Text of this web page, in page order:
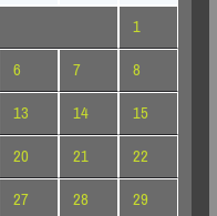
1
6 7
8
13 14
15
20 21
22
27 28
29